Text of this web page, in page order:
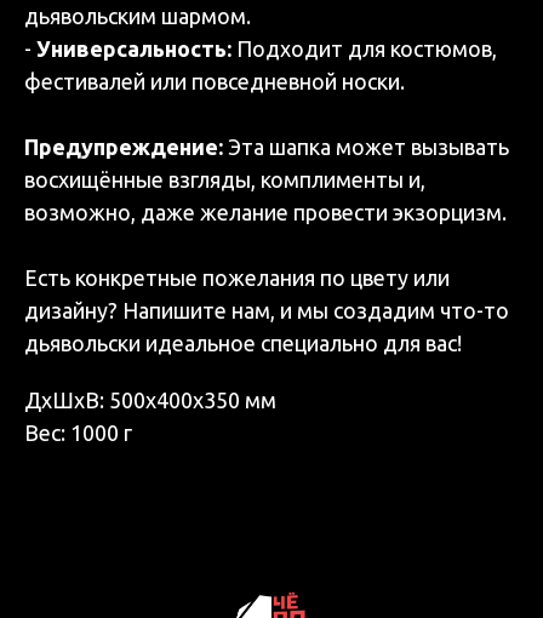
дьявольским шармом.
- Универсальность: Подходит для костюмов,
фестивалей или повседневной носки.
Предупреждение: Эта шапка может вызывать
восхищённые взгляды, комплименты и,
возможно, даже желание провести экзорцизм.
Есть конкретные пожелания по цвету или
дизайну? Напишите нам, и мы создадим что-то
дьявольски идеальное специально для вас!
ДxШxВ: 500x400x350 мм
Вес: 1000 г